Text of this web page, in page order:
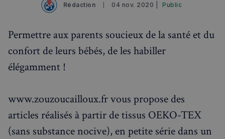
Visites guidées
Événements à venir
Rédaction 04 nov. 2020 | Public
Permettre aux parents soucieux de la santé et du
confort de leurs bébés, de les habiller
élégamment !
www.zouzoucailloux.fr vous propose des
articles réalisés à partir de tissus OEKO-TEX
(sans substance nocive), en petite série dans un